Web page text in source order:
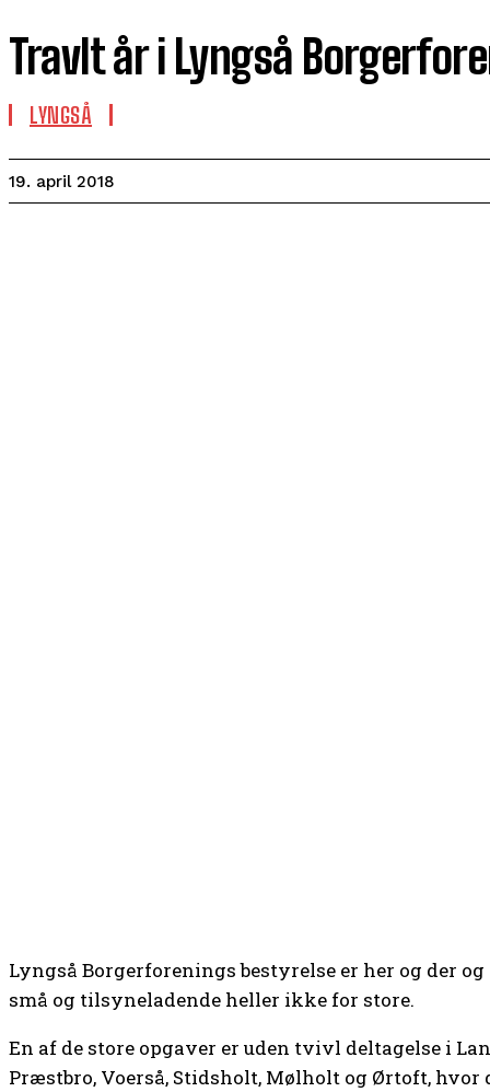
Travlt år i Lyngså
LYNGSÅ
19. april 2018
Lyngså Borgerforenings bestyrelse er her og der
små og tilsyneladende heller ikke for store.
En af de store opgaver er uden tvivl deltagelse i
Præstbro, Voerså, Stidsholt, Mølholt og Ørtoft,